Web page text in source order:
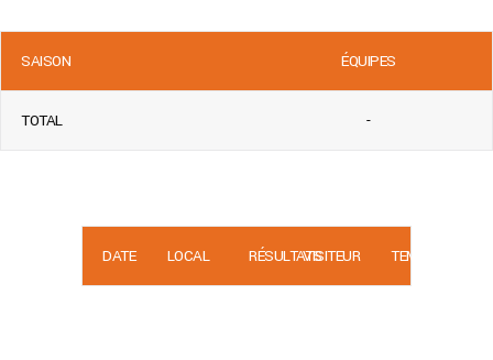
SAISON ÉQUIPES
TOTAL -
DATE LOCAL RÉSULTATSVISITEUR TEMPS